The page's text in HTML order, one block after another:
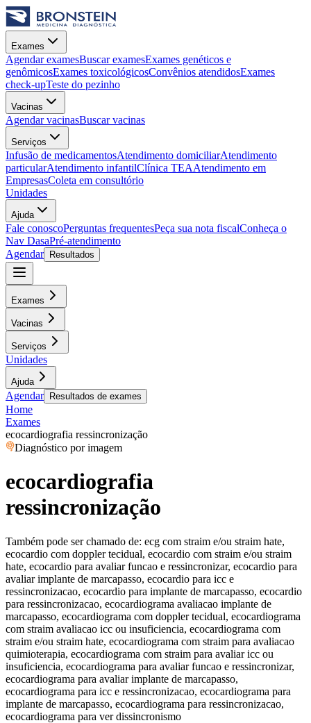
Exames
Agendar examesBuscar examesExames genéticos e
genômicosExames toxicológicosConvênios atendidosExames
check-upTeste do pezinho
Vacinas
Agendar vacinasBuscar vacinas
Serviços
Infusão de medicamentosAtendimento domiciliarAtendimento
particularAtendimento infantilClínica TEAAtendimento em
EmpresasColeta em consultório
Unidades
Ajuda
Fale conoscoPerguntas frequentesPeça sua nota fiscalConheça o
Nav DasaPré-atendimento
Agendar
Resultados
Exames
Vacinas
Serviços
Unidades
Ajuda
Agendar Resultados de exames
Home
Exames
ecocardiografia ressincronização
Diagnóstico por imagem
ecocardiografia
ressincronização
Também pode ser chamado de: ecg com straim e/ou straim hate,
ecocardio com doppler tecidual, ecocardio com straim e/ou straim
hate, ecocardio para avaliar funcao e ressincronizar, ecocardio para
avaliar implante de marcapasso, ecocardio para icc e
ressincronizacao, ecocardio para implante de marcapasso, ecocardio
para ressincronizacao, ecocardiograma avaliacao implante de
marcapasso, ecocardiograma com doppler tecidual, ecocardiograma
com straim avaliacao icc ou insuficiencia, ecocardiograma com
straim e/ou straim hate, ecocardiograma com straim para avaliacao
quimioterapia, ecocardiograma com straim para avaliar icc ou
insuficiencia, ecocardiograma para avaliar funcao e ressincronizar,
ecocardiograma para avaliar implante de marcapasso,
ecocardiograma para icc e ressincronizacao, ecocardiograma para
implante de marcapasso, ecocardiograma para ressincronizacao,
ecocardiograma para ver dissincronismo